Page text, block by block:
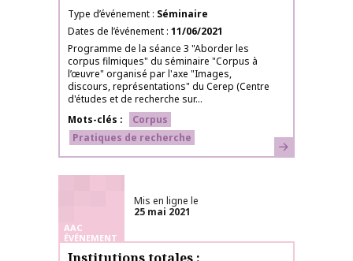
Type d’événement Séminaire
Dates de l’événement 11/06/2021
Programme de la séance 3 "Aborder les
corpus filmiques" du séminaire "Corpus à
l’œuvre" organisé par l'axe "Images,
discours, représentations" du Cerep (Centre
d'études et de recherche sur...
Mots-clés
Corpus
Pratiques de recherche
En savoir plus
AAC
ÉVÉNEMENT
Mis en ligne le
25 mai 2021